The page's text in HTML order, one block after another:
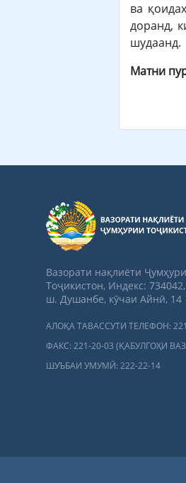
ва
доранд,
шудаанд.
Матни
Вазорати нақлиёти
Тоҷикистон, Индекс: 734042,
ш. Душанбе, кӯчаи Айнӣ, 14
АЛОҚА ТАВАССУТИ ТЕЛЕФОН:
ФАКС: 221-20-03 (ҚАБУЛГОҲИ
ШУЪБАИ УМУМӢ: 222-22-14